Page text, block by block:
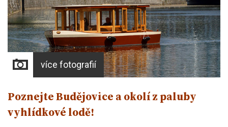
více fotografií
Poznejte Budějovice a okolí z paluby
vyhlídkové lodě!